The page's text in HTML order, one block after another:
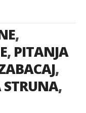
,
, PITANJA
,
STRUNA,